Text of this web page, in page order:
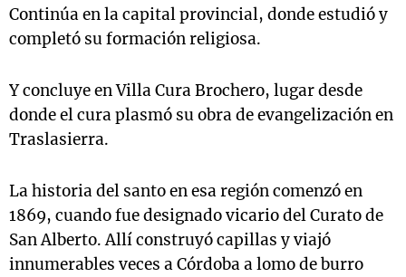
Continúa en la capital provincial, donde estudió y
completó su formación religiosa.
Y concluye en Villa Cura Brochero, lugar desde
donde el cura plasmó su obra de evangelización en
Traslasierra.
La historia del santo en esa región comenzó en
1869, cuando fue designado vicario del Curato de
San Alberto. Allí construyó capillas y viajó
innumerables veces a Córdoba a lomo de burro